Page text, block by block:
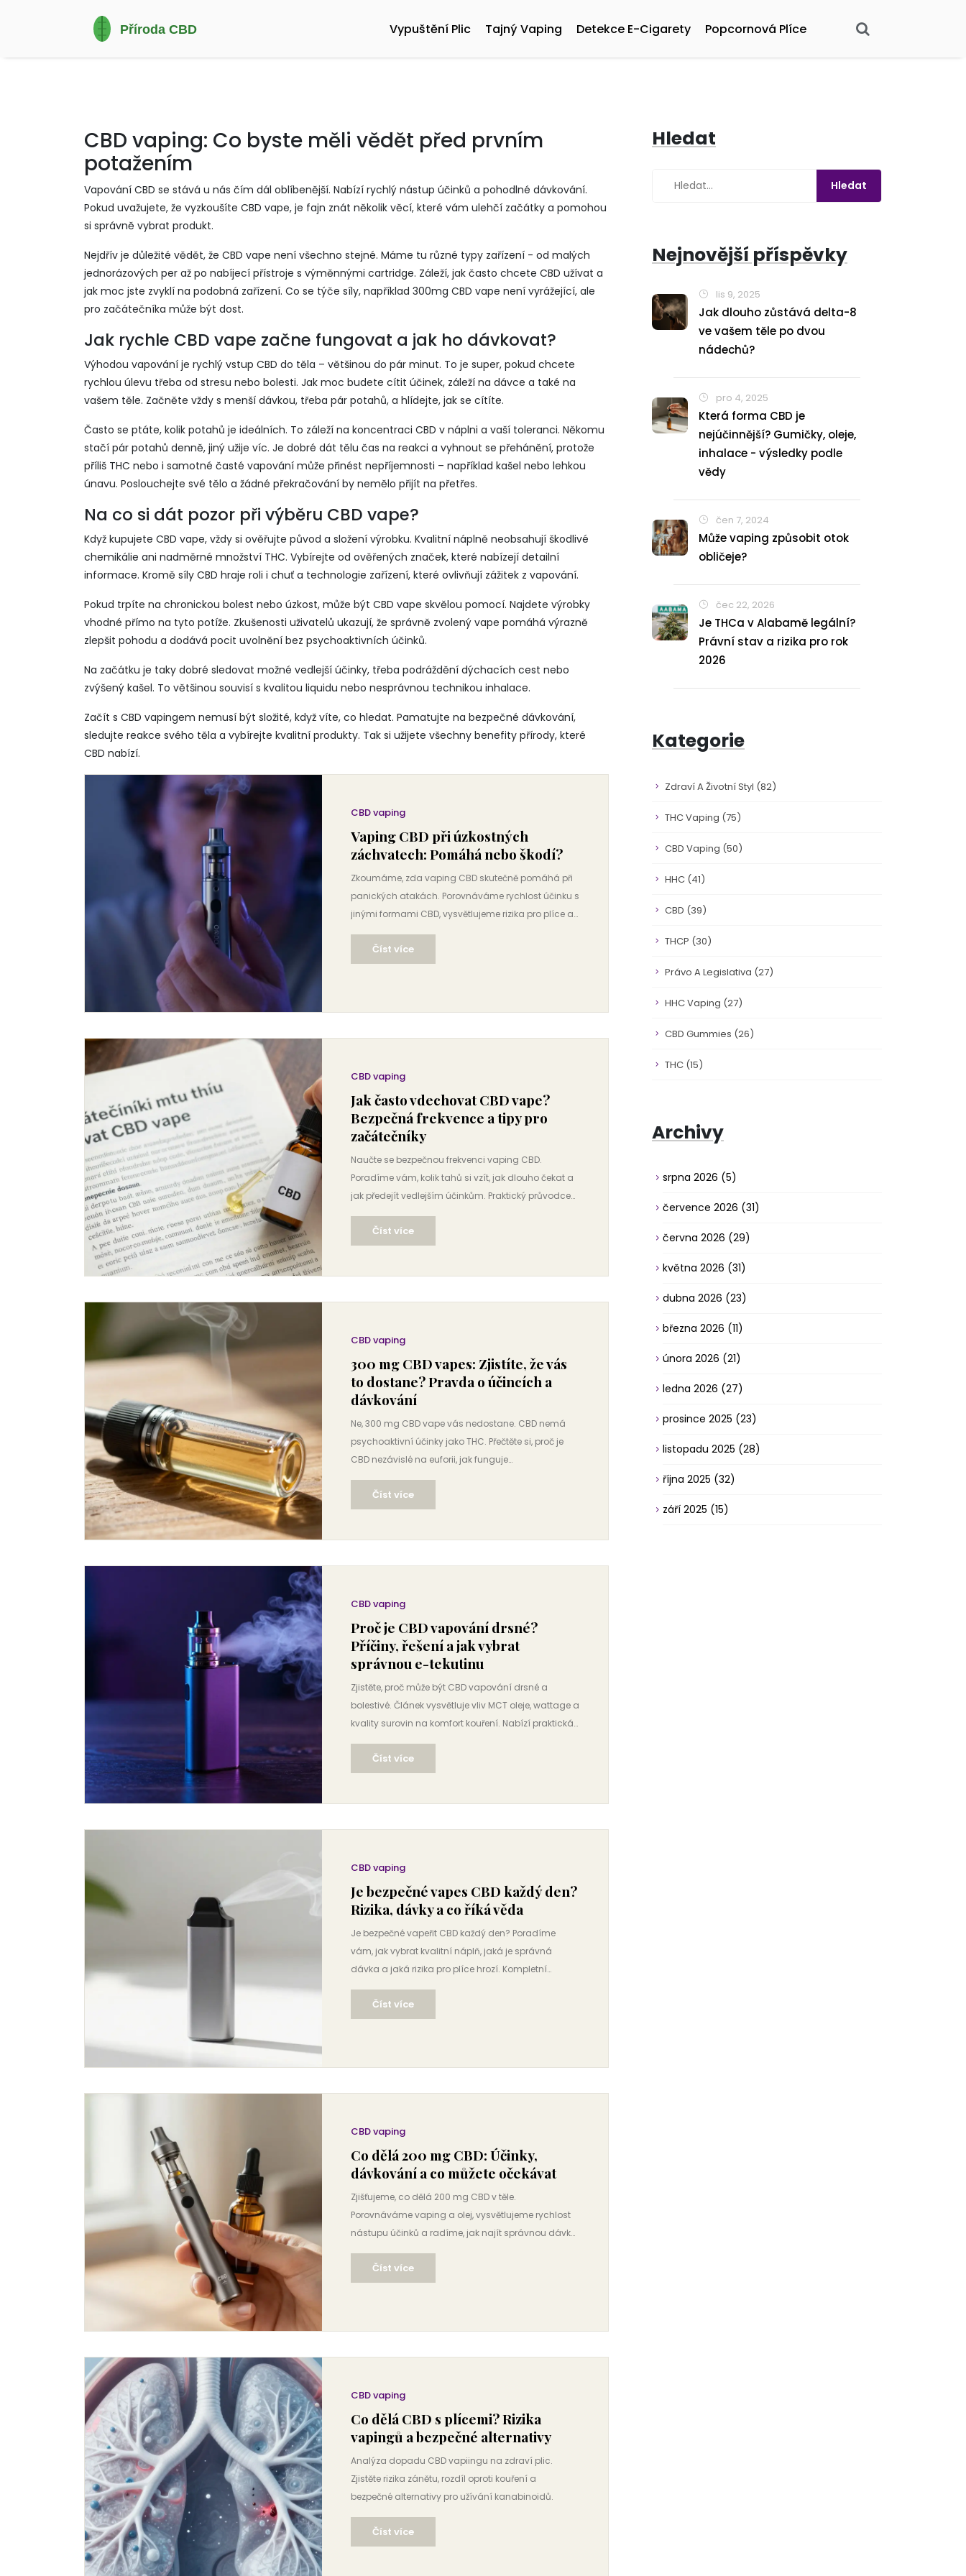
Vypuštění Plic Tajný Vaping Detekce E-Cigarety Popcornová Plíce
CBD vaping: Co byste měli vědět před prvním
potažením
Vapování CBD se stává u nás čím dál oblíbenější. Nabízí rychlý nástup účinků a pohodlné dávkování.
Pokud uvažujete, že vyzkoušíte CBD vape, je fajn znát několik věcí, které vám ulehčí začátky a pomohou
si správně vybrat produkt.
Nejdřív je důležité vědět, že CBD vape není všechno stejné. Máme tu různé typy zařízení - od malých
jednorázových per až po nabíjecí přístroje s výměnnými cartridge. Záleží, jak často chcete CBD užívat a
jak moc jste zvyklí na podobná zařízení. Co se týče síly, například 300mg CBD vape není vyrážející, ale
pro začátečníka může být dost.
Jak rychle CBD vape začne fungovat a jak ho dávkovat?
Výhodou vapování je rychlý vstup CBD do těla – většinou do pár minut. To je super, pokud chcete
rychlou úlevu třeba od stresu nebo bolesti. Jak moc budete cítit účinek, záleží na dávce a také na
vašem těle. Začněte vždy s menší dávkou, třeba pár potahů, a hlídejte, jak se cítíte.
Často se ptáte, kolik potahů je ideálních. To záleží na koncentraci CBD v náplni a vaší toleranci. Někomu
stačí pár potahů denně, jiný užije víc. Je dobré dát tělu čas na reakci a vyhnout se přehánění, protože
příliš THC nebo i samotné časté vapování může přinést nepříjemnosti – například kašel nebo lehkou
únavu. Poslouchejte své tělo a žádné překračování by nemělo přijít na přetřes.
Na co si dát pozor při výběru CBD vape?
Když kupujete CBD vape, vždy si ověřujte původ a složení výrobku. Kvalitní náplně neobsahují škodlivé
chemikálie ani nadměrné množství THC. Vybírejte od ověřených značek, které nabízejí detailní
informace. Kromě síly CBD hraje roli i chuť a technologie zařízení, které ovlivňují zážitek z vapování.
Pokud trpíte na chronickou bolest nebo úzkost, může být CBD vape skvělou pomocí. Najdete výrobky
vhodné přímo na tyto potíže. Zkušenosti uživatelů ukazují, že správně zvolený vape pomáhá výrazně
zlepšit pohodu a dodává pocit uvolnění bez psychoaktivních účinků.
Na začátku je taky dobré sledovat možné vedlejší účinky, třeba podráždění dýchacích cest nebo
zvýšený kašel. To většinou souvisí s kvalitou liquidu nebo nesprávnou technikou inhalace.
Začít s CBD vapingem nemusí být složité, když víte, co hledat. Pamatujte na bezpečné dávkování,
sledujte reakce svého těla a vybírejte kvalitní produkty. Tak si užijete všechny benefity přírody, které
CBD nabízí.
CBD vaping
Vaping CBD při úzkostných
záchvatech: Pomáhá nebo škodí?
Zkoumáme, zda vaping CBD skutečně pomáhá při
panických atakách. Porovnáváme rychlost účinku s
jinými formami CBD, vysvětlujeme rizika pro plíce a
mozek a nabízíme praktický návod, jak vybrat
bezpečný produkt v ČR.
Číst více
CBD vaping
Jak často vdechovat CBD vape?
Bezpečná frekvence a tipy pro
začátečníky
Naučte se bezpečnou frekvenci vaping CBD.
Poradíme vám, kolik tahů si vzít, jak dlouho čekat a
jak předejít vedlejším účinkům. Praktický průvodce
pro začátečníky.
Číst více
CBD vaping
300 mg CBD vapes: Zjistíte, že vás
to dostane? Pravda o účincích a
dávkování
Ne, 300 mg CBD vape vás nedostane. CBD nemá
psychoaktivní účinky jako THC. Přečtěte si, proč je
CBD nezávislé na euforii, jak funguje
endokanabinoidní systém a co skutečně můžete od
CBD vapingu očekávat.
Číst více
CBD vaping
Proč je CBD vapování drsné?
Příčiny, řešení a jak vybrat
správnou e-tekutinu
Zjistěte, proč může být CBD vapování drsné a
bolestivé. Článek vysvětluje vliv MCT oleje, wattage a
kvality surovin na komfort kouření. Nabízí praktická
řešení pro hladší zážitek.
Číst více
CBD vaping
Je bezpečné vapes CBD každý den?
Rizika, dávky a co říká věda
Je bezpečné vapeřit CBD každý den? Poradíme
vám, jak vybrat kvalitní náplň, jaká je správná
dávka a jaká rizika pro plíce hrozí. Kompletní
průvodce pro rok 2026.
Číst více
CBD vaping
Co dělá 200 mg CBD: Účinky,
dávkování a co můžete očekávat
Zjišťujeme, co dělá 200 mg CBD v těle.
Porovnáváme vaping a olej, vysvětlujeme rychlost
nástupu účinků a radíme, jak najít správnou dávku
pro relaxaci bez euforie.
Číst více
CBD vaping
Co dělá CBD s plícemi? Rizika
vapingů a bezpečné alternativy
Analýza dopadu CBD vapiingu na zdraví plic.
Zjistěte rizika zánětu, rozdíl oproti kouření a
bezpečné alternativy pro užívání kanabinoidů.
Číst více
Hledat
Nejnovější příspěvky
lis 9, 2025
Jak dlouho zůstává delta-8
ve vašem těle po dvou
nádechů?
pro 4, 2025
Která forma CBD je
nejúčinnější? Gumičky, oleje,
inhalace - výsledky podle
vědy
čen 7, 2024
Může vaping způsobit otok
obličeje?
čec 22, 2026
Je THCa v Alabamě legální?
Právní stav a rizika pro rok
2026
Kategorie
Zdraví A Životní Styl (82)
THC Vaping (75)
CBD Vaping (50)
HHC (41)
CBD (39)
THCP (30)
Právo A Legislativa (27)
HHC Vaping (27)
CBD Gummies (26)
THC (15)
Archivy
srpna 2026 (5)
července 2026 (31)
června 2026 (29)
května 2026 (31)
dubna 2026 (23)
března 2026 (11)
února 2026 (21)
ledna 2026 (27)
prosince 2025 (23)
listopadu 2025 (28)
října 2025 (32)
září 2025 (15)